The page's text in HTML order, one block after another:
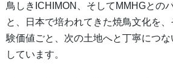
鳥しきICHIMON、そしてMMHGとの
と、日本で培われてきた焼鳥文化を
験価値ごと、次の土地へと丁寧につ
しています。